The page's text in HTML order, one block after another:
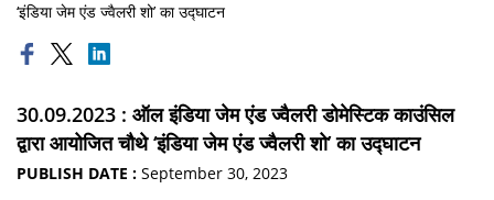
‘इंडिया जेम एंड ज्वैलरी शो’ का उद्घाटन
30.09.2023 : ऑल इंडिया जेम एंड ज्वैलरी डोमेस्टिक काउंसिल
द्वारा आयोजित चौथे ‘इंडिया जेम एंड ज्वैलरी शो’ का उद्घाटन
PUBLISH DATE : September 30, 2023